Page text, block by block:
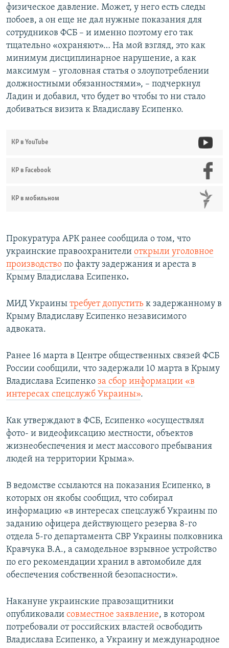
физическое давление. Может, у него есть следы
побоев, а он еще не дал нужные показания для
сотрудников ФСБ – и именно поэтому его так
тщательно «охраняют»… На мой взгляд, это как
минимум дисциплинарное нарушение, а как
максимум – уголовная статья о злоупотреблении
должностными обязанностями», – подчеркнул
Ладин и добавил, что будет во чтобы то ни стало
добиваться визита к Владиславу Есипенко.
КР в YouTube
КР в Facebook
КР в мобильном
Прокуратура АРК ранее сообщила о том, что
украинские правоохранители открыли уголовное
производство по факту задержания и ареста в
Крыму Владислава Есипенко.
МИД Украины требует допустить к задержанному в
Крыму Владиславу Есипенко независимого
адвоката.
Ранее 16 марта в Центре общественных связей ФСБ
России сообщили, что задержали 10 марта в Крыму
Владислава Есипенко за сбор информации «в
интересах спецслужб Украины».
Как утверждают в ФСБ, Есипенко «осуществлял
фото- и видеофиксацию местности, объектов
жизнеобеспечения и мест массового пребывания
людей на территории Крыма».
В ведомстве ссылаются на показания Есипенко, в
которых он якобы сообщил, что собирал
информацию «в интересах спецслужб Украины по
заданию офицера действующего резерва 8-го
отдела 5-го департамента СВР Украины полковника
Кравчука В.А., а самодельное взрывное устройство
по его рекомендации хранил в автомобиле для
обеспечения собственной безопасности».
Накануне украинские правозащитники
опубликовали совместное заявление, в котором
потребовали от российских властей освободить
Владислава Есипенко, а Украину и международное